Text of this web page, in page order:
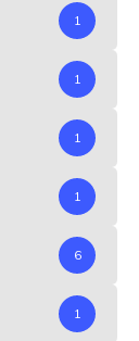
1
1
1
1
6
1